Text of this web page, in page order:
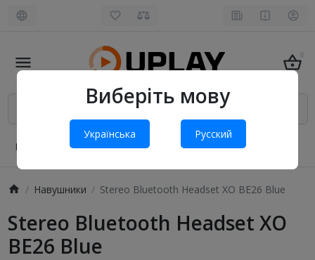
Виберіть мову
Українська Русский
0
Про нас Оплата і доставка Обмін та повернення
Навушники Stereo Bluetooth Headset XO BE26 Blue
Stereo Bluetooth Headset XO
BE26 Blue